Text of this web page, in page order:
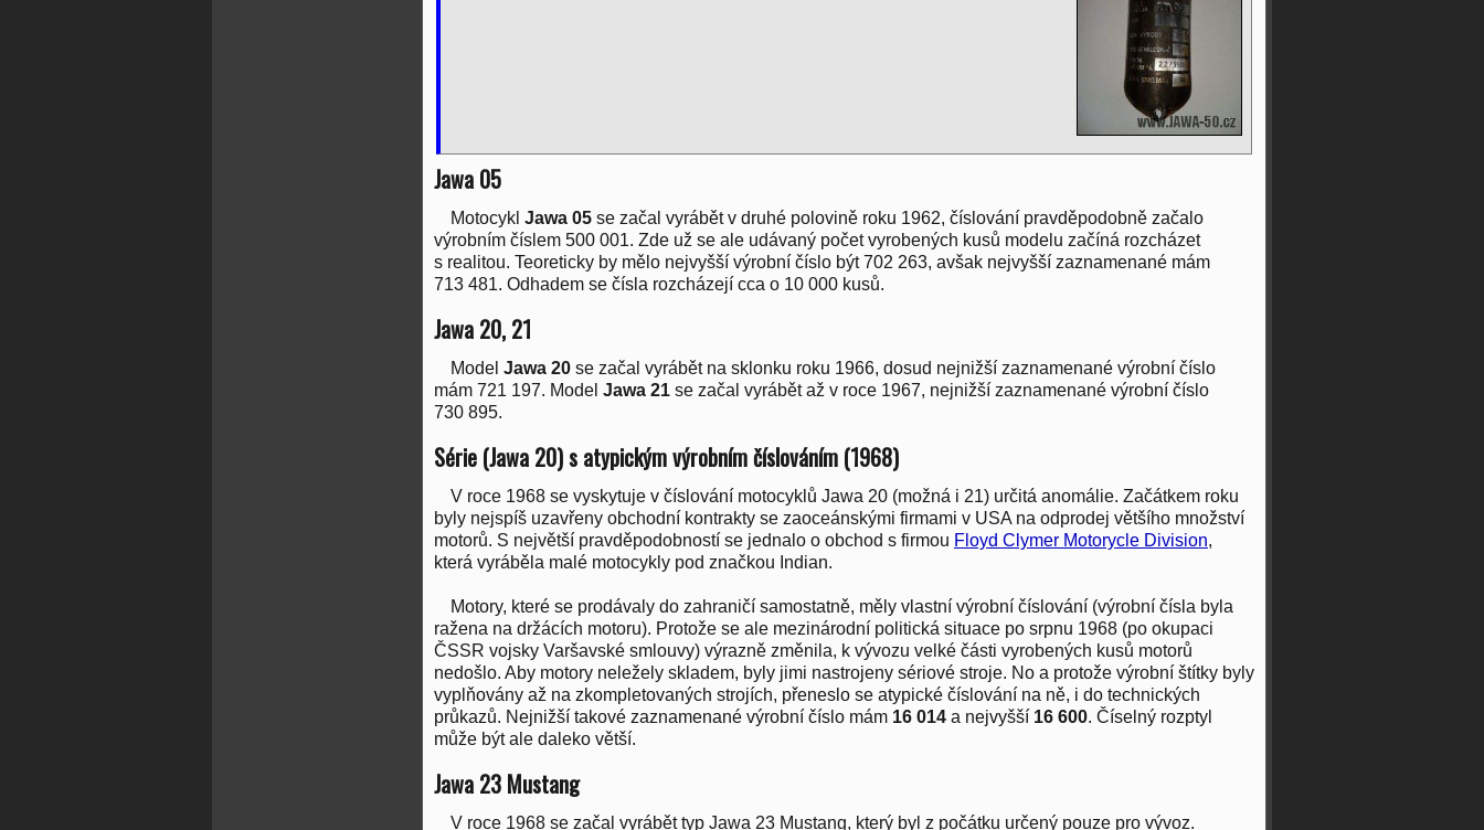
Jawa 05
Motocykl Jawa 05 se začal vyrábět v druhé polovině roku 1962, číslování pravděpodobně začalo
výrobním číslem 500 001. Zde už se ale udávaný počet vyrobených kusů modelu začíná rozcházet
s realitou. Teoreticky by mělo nejvyšší výrobní číslo být 702 263, avšak nejvyšší zaznamenané mám
713 481. Odhadem se čísla rozcházejí cca o 10 000 kusů.
Jawa 20, 21
Model Jawa 20 se začal vyrábět na sklonku roku 1966, dosud nejnižší zaznamenané výrobní číslo
mám 721 197. Model Jawa 21 se začal vyrábět až v roce 1967, nejnižší zaznamenané výrobní číslo
730 895.
Série (Jawa 20) s atypickým výrobním číslováním (1968)
V roce 1968 se vyskytuje v číslování motocyklů Jawa 20 (možná i 21) určitá anomálie. Začátkem roku
byly nejspíš uzavřeny obchodní kontrakty se zaoceánskými firmami v USA na odprodej většího množství
motorů. S největší pravděpodobností se jednalo o obchod s firmou Floyd Clymer Motorycle Division,
která vyráběla malé motocykly pod značkou Indian.
Motory, které se prodávaly do zahraničí samostatně, měly vlastní výrobní číslování (výrobní čísla byla
ražena na držácích motoru). Protože se ale mezinárodní politická situace po srpnu 1968 (po okupaci
ČSSR vojsky Varšavské smlouvy) výrazně změnila, k vývozu velké části vyrobených kusů motorů
nedošlo. Aby motory neležely skladem, byly jimi nastrojeny sériové stroje. No a protože výrobní štítky byly
vyplňovány až na zkompletovaných strojích, přeneslo se atypické číslování na ně, i do technických
průkazů. Nejnižší takové zaznamenané výrobní číslo mám 16 014 a nejvyšší 16 600. Číselný rozptyl
může být ale daleko větší.
Jawa 23 Mustang
V roce 1968 se začal vyrábět typ Jawa 23 Mustang, který byl z počátku určený pouze pro vývoz.